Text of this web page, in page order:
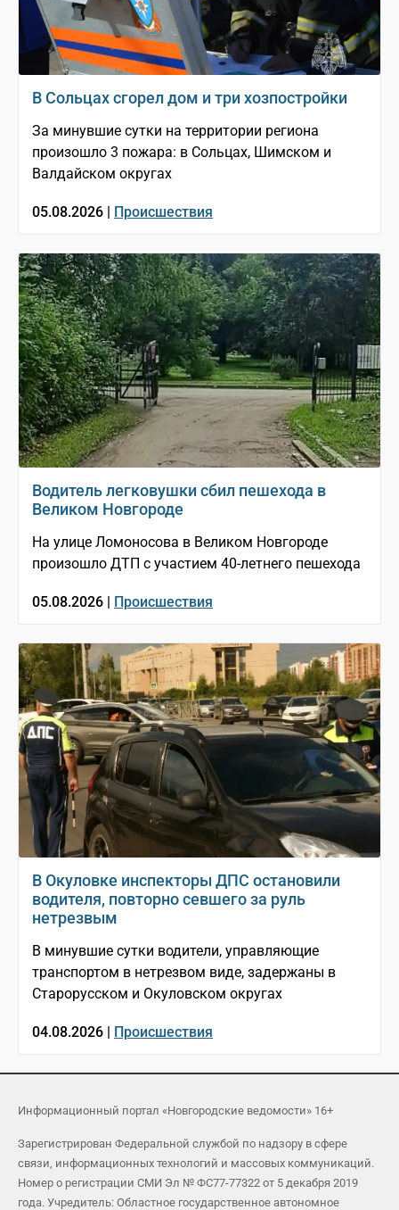
В Сольцах сгорел дом и три хозпостройки
За минувшие сутки на территории региона
произошло 3 пожара: в Сольцах, Шимском и
Валдайском округах
05.08.2026 | Происшествия
Водитель легковушки сбил пешехода в
Великом Новгороде
На улице Ломоносова в Великом Новгороде
произошло ДТП с участием 40-летнего пешехода
05.08.2026 | Происшествия
В Окуловке инспекторы ДПС остановили
водителя, повторно севшего за руль
нетрезвым
В минувшие сутки водители, управляющие
транспортом в нетрезвом виде, задержаны в
Старорусском и Окуловском округах
04.08.2026 | Происшествия
Информационный портал «Новгородские ведомости» 16+
Зарегистрирован Федеральной службой по надзору в сфере
связи, информационных технологий и массовых коммуникаций.
Номер о регистрации СМИ Эл № ФС77-77322 от 5 декабря 2019
года. Учредитель: Областное государственное автономное